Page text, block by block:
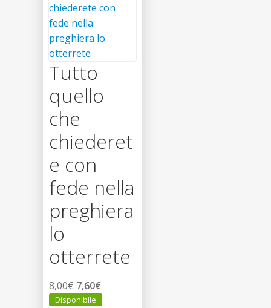
Tutto
quello
che
chiederet
e con
fede nella
preghiera
lo
otterrete
8,00€ Il
prezzo
7,60€Il
Disponibile